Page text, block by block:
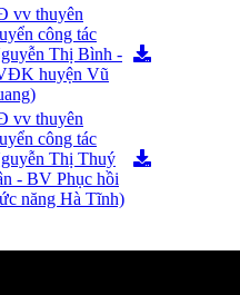
vv thuyên
công tác
Thị Bình -
huyện Vũ
vv thuyên
công tác
Thị Thuý
- BV Phục hồi
năng Hà Tĩnh)